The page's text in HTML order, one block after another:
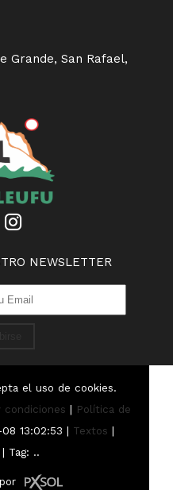
Grande, San Rafael,
NEWSLETTER
el uso de cookies.
condiciones | Política de
13:02:53 | Textos |
Tag: ..
por